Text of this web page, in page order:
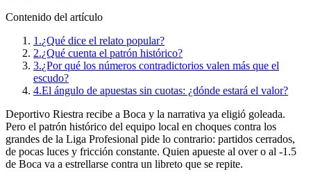
Contenido del artículo
1.¿Qué dice el relato popular?
2.¿Qué cuenta el patrón histórico?
3.¿Por qué los números contradictorios valen más que el
escudo?
4.El ángulo de apuestas sin cuotas: ¿dónde estará el valor?
Deportivo Riestra recibe a Boca y la narrativa ya eligió goleada.
Pero el patrón histórico del equipo local en choques contra los
grandes de la Liga Profesional pide lo contrario: partidos cerrados,
de pocas luces y fricción constante. Quien apueste al over o al -1.5
de Boca va a estrellarse contra un libreto que se repite.